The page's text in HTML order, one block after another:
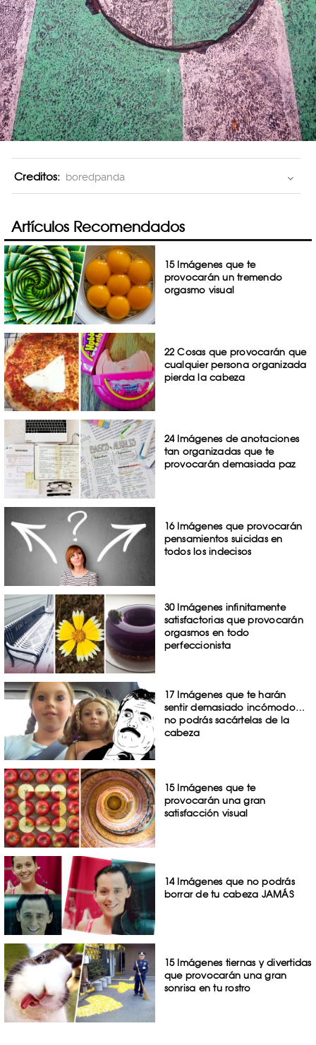
Creditos: boredpanda
Artículos Recomendados
15 Imágenes que te
provocarán un tremendo
orgasmo visual
22 Cosas que provocarán que
cualquier persona organizada
pierda la cabeza
24 Imágenes de anotaciones
tan organizadas que te
provocarán demasiada paz
16 Imágenes que provocarán
pensamientos suicidas en
todos los indecisos
30 Imágenes infinitamente
satisfactorias que provocarán
orgasmos en todo
perfeccionista
17 Imágenes que te harán
sentir demasiado incómodo…
no podrás sacártelas de la
cabeza
15 Imágenes que te
provocarán una gran
satisfacción visual
14 Imágenes que no podrás
borrar de tu cabeza JAMÁS
15 Imágenes tiernas y divertidas
que provocarán una gran
sonrisa en tu rostro